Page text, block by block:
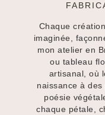
Chaque
imaginée,
mon atelier en
ou tableau
artisanal, où
naissance à
poésie
chaque pétale,